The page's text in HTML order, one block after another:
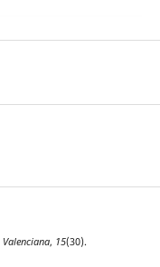
Valenciana, 15(30).